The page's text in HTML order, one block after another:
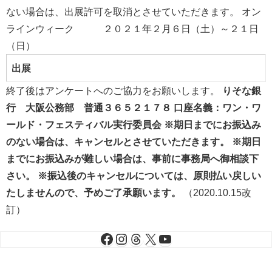
ない場合は、出展許可を取消とさせていただきます。 オン
ラインウィーク ２０２１年２月６日（土）～２１日
（日）
出展
終了後はアンケートへのご協力をお願いします。
りそな銀
行 大阪公務部 普通３６５２１７８
口座名義：ワン・ワ
ールド・フェスティバル実行委員会 ※期日までにお振込み
のない場合は、キャンセルとさせていただきます。
※期日
までにお振込みが難しい場合は、事前に事務局へ御相談下
さい。
※振込後のキャンセルについては、原則払い戻しい
たしませんので、予めご了承願います。
（2020.10.15改
訂）